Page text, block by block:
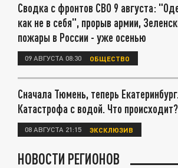
Сводка с фронтов СВО 9 августа:
как не в себя", прорыв армии,
пожары в России - уже осенью
09 АВГУСТА 08:30 ОБЩЕСТВО
Сначала Тюмень, теперь
Катастрофа с водой. Что происходит?
08 АВГУСТА 21:15 ЭКСКЛЮЗИВ
НОВОСТИ РЕГИОНОВ